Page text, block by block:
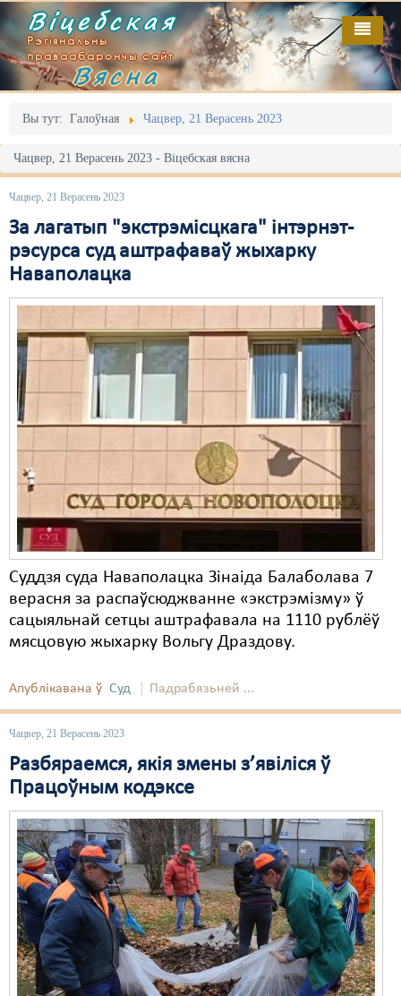
Віцебская
Рэгіянальны
праваабарончы сайт
Вясна
Вы тут: Галоўная Чацвер, 21 Верасень 2023
Чацвер, 21 Верасень 2023 - Віцебская вясна
Чацвер, 21 Верасень 2023
За лагатып "экстрэмісцкага" інтэрнэт-
рэсурса суд аштрафаваў жыхарку
Наваполацка
Суддзя суда Наваполацка Зінаіда Балаболава 7
верасня за распаўсюджванне «экстрэмізму» ў
сацыяльнай сетцы аштрафавала на 1110 рублёў
мясцовую жыхарку Вольгу Драздову.
Апублікавана ў Суд Падрабязьней ...
Чацвер, 21 Верасень 2023
Разбяраемся, якія змены з’явіліся ў
Працоўным кодэксе
Галоўная
Адміністрацыйны перасьлед
Акцыі
Выбары
Грамадзянскія ініцыятывы
Дзяржава
Дыскрымінацыя
Затрыманьні
Карная псыхіятрыя
Культурныя правы
Мігранты
Мірныя сходы
Палітвязьні
Праваабаронцы
Правы дзіцяці
Распальваньне варожасьці
Рознае
Свабода слова
Свабода сумленьня
Суд
Сьмяротнае пакараньне
Экалёгія
Выданьні
Відэа
Пра нас
RSS